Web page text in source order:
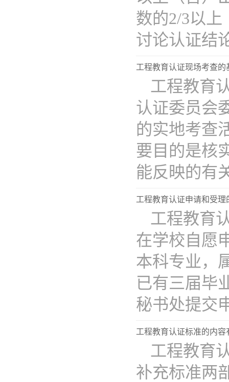
数的2/3以
讨论认证结
工程教育认证现场考查
工程教育
认证委员会
的实地考查
要目的是核
能反映的有
工程教育认证申请和受
工程教育
在学校自愿
本科专业，
已有三届毕
秘书处提交
工程教育认证标准的内容
工程教育
补充标准两